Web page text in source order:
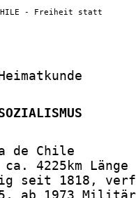
CHILE - Freiheit statt